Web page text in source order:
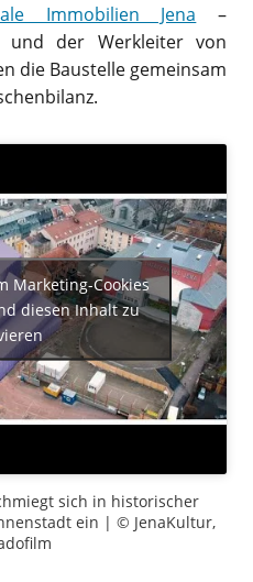
Immobilien Jena –
und der Werkleiter von
die Baustelle gemeinsam
Marketing-Cookies
diesen Inhalt zu
sich in historischer
ein | © JenaKultur,